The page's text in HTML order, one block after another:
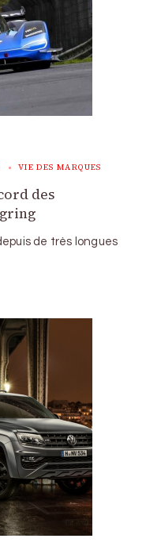
VIE DES MARQUES
des
de très longues